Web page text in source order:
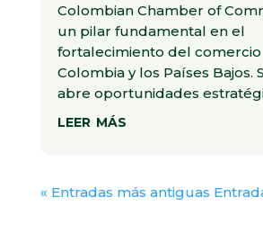
Colombian Chamber of
un pilar fundamental en el
fortalecimiento del
Colombia y los Países Bajos.
abre oportunidades
leer más
« Entradas más antiguas